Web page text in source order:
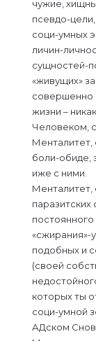
чужие,
псевдо-
соци-умных
личин-
сущностей-
«живущих»
совершенно
жизни –
Человеком,
Менталитет,
боли-обиде,
иже с ними.
постоянного
«сжирания»-
подобных и
(своей
которых ты
соци-умной
АДском